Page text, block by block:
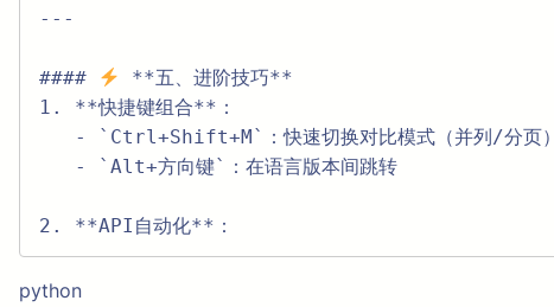
---
####
**五、进阶技巧**
1. **快捷键组合**：
2. **API自动化**：
python